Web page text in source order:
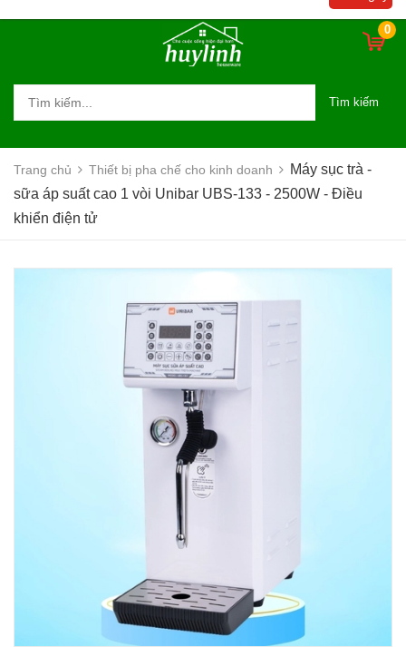
0
Tìm kiếm
Trang chủ Thiết bị pha chế cho kinh doanh
Máy sục trà -
sữa áp suất cao 1 vòi Unibar UBS-133 - 2500W - Điều
khiển điện tử